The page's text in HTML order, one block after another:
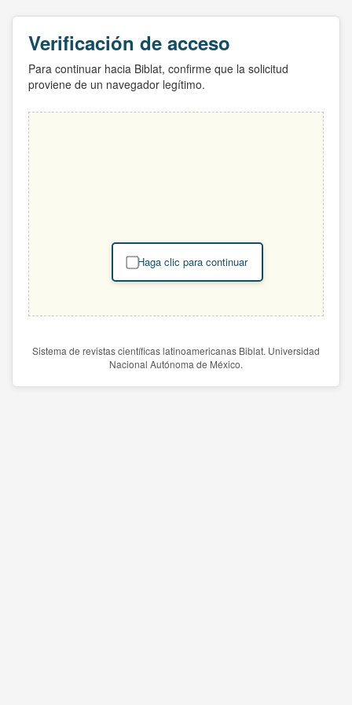
Verificación de acceso
Para continuar hacia Biblat, confirme que la solicitud
proviene de un navegador legítimo.
Haga clic para continuar
Sistema de revistas científicas latinoamericanas Biblat. Universidad
Nacional Autónoma de México.